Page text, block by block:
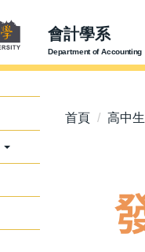
會計學系
Department of Accounting
首頁 高中